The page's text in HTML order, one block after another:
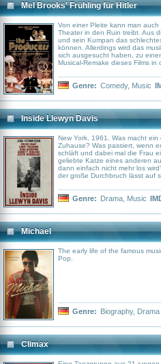
Mel Brooks' Frühling für Hitler
Von einer Pleite kann man
Theater in den Ruin treibt. Aus
und sein Kumpan das
können. Allerdings wird das
sich ausgesucht haben, zu
Musical-Remake dieses Films in
Genre: Comedy, Music
Inside Llewyn Davis
New York, 1961. Was macht
Zuhause? Was passiert, wenn
schläft und dabei mal die Frau
geliebte Katze eines anderen
dann einfach nicht mehr los
der große Durchbruch lässt auf
Genre: Drama Music
Michael
The early life of the famous
Pop.
Genre: Biography, Drama
Climax